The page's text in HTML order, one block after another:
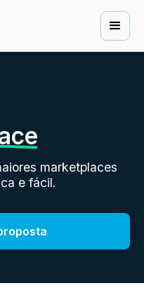
marketplaces
e fácil.